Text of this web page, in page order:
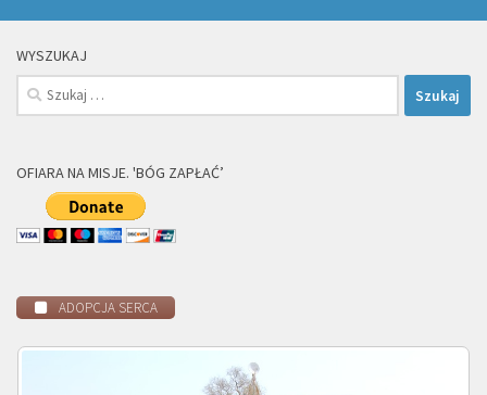
WYSZUKAJ
Szukaj:
OFIARA NA MISJE. 'BÓG ZAPŁAĆ’
ADOPCJA SERCA